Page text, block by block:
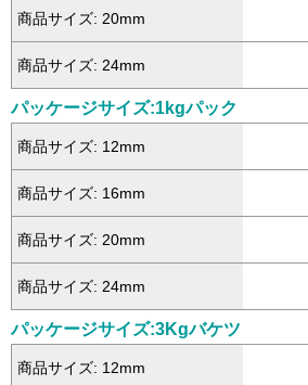
商品サイズ: 20mm
商品サイズ: 24mm
パッケージサイズ:1kgパック
商品サイズ: 12mm
商品サイズ: 16mm
商品サイズ: 20mm
商品サイズ: 24mm
パッケージサイズ:3Kgバケツ
商品サイズ: 12mm